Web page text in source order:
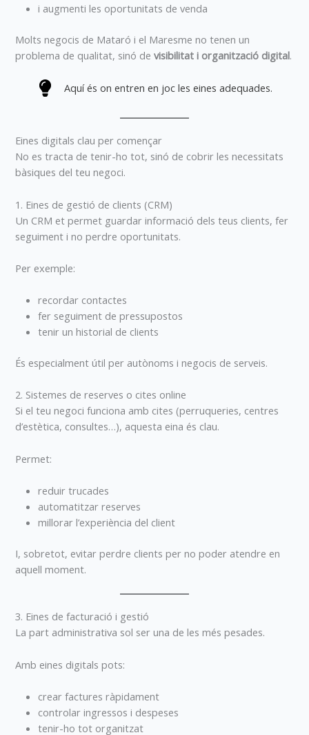
i augmenti les oportunitats de venda
Molts negocis de Mataró i el Maresme no tenen un
problema de qualitat, sinó devisibilitat i organització digital.
Aquí és on entren en joc les eines adequades.
Eines digitals clau per començar
No es tracta de tenir-ho tot, sinó de cobrir les necessitats
bàsiques del teu negoci.
1. Eines de gestió de clients (CRM)
Un CRM et permet guardar informació dels teus clients, fer
seguiment i no perdre oportunitats.
Per exemple:
recordar contactes
fer seguiment de pressupostos
tenir un historial de clients
És especialment útil per autònoms i negocis de serveis.
2. Sistemes de reserves o cites online
Si el teu negoci funciona amb cites (perruqueries, centres
d’estètica, consultes…), aquesta eina és clau.
Permet:
reduir trucades
automatitzar reserves
millorar l’experiència del client
I, sobretot, evitar perdre clients per no poder atendre en
aquell moment.
3. Eines de facturació i gestió
La part administrativa sol ser una de les més pesades.
Amb eines digitals pots:
crear factures ràpidament
controlar ingressos i despeses
tenir-ho tot organitzat